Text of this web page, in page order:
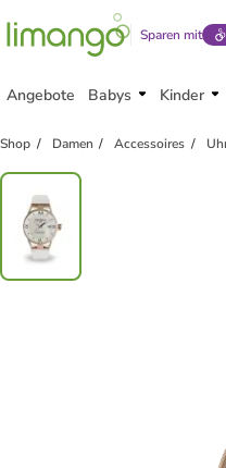
Sparen mit
Angebote Babys Kinder
Shop Damen Accessoires